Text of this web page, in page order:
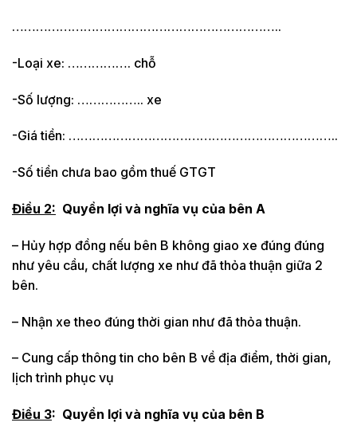
…………………………………………………………..
-Loại xe: ……………. chỗ
-Số lượng: …………….. xe
-Giá tiền: …………………………………………………………..
-Số tiền chưa bao gồm thuế GTGT
Điều 2: Quyền lợi và nghĩa vụ của bên A
– Hủy hợp đồng nếu bên B không giao xe đúng đúng
như yêu cầu, chất lượng xe như đã thỏa thuận giữa 2
bên.
– Nhận xe theo đúng thời gian như đã thỏa thuận.
– Cung cấp thông tin cho bên B về địa điểm, thời gian,
lịch trình phục vụ
Điều 3: Quyền lợi và nghĩa vụ của bên B